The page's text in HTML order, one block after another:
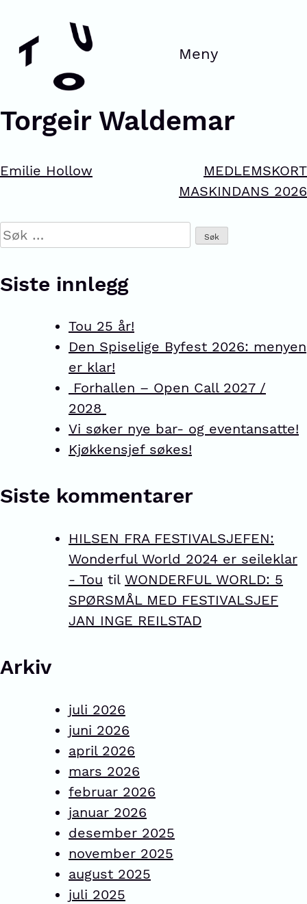
Torgeir Waldemar
Emilie Hollow
MEDLEMSKORT
MASKINDANS 2026
Siste innlegg
Tou 25 år!
Den Spiselige Byfest 2026: menyen
er klar!
Forhallen – Open Call 2027 /
2028
Vi søker nye bar- og eventansatte!
Kjøkkensjef søkes!
Siste kommentarer
HILSEN FRA FESTIVALSJEFEN:
Wonderful World 2024 er seileklar
- Tou til WONDERFUL WORLD: 5
SPØRSMÅL MED FESTIVALSJEF
JAN INGE REILSTAD
Arkiv
juli 2026
juni 2026
april 2026
mars 2026
februar 2026
januar 2026
desember 2025
november 2025
august 2025
juli 2025